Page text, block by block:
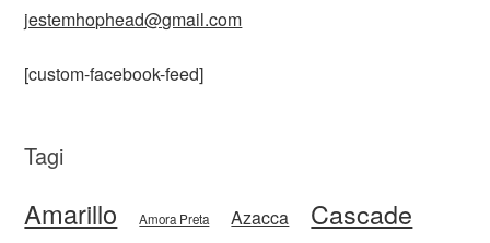
jestemhophead@gmail.com
[custom-facebook-feed]
Tagi
Amarillo Amora Preta Azacca Cascade